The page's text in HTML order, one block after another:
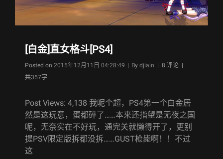
[白金]直女格斗[PS4]
Posted on 2015年12月11日 04:28:49 | By Byline
djlain | 8 评论 |
共357字
Post Views: 4,138 我呢个超，PS4第一个白金居
然是这玩意，蛋都碎了……本来还指望是无夜之国
呢，无奈实在不好玩，通完关就懒得开了，更别
提PSV限定版拆都没拆……GUST枪毙啊！！不过
这